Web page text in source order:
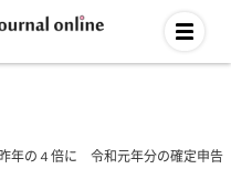
年の４倍に 令和元年分の確定申告